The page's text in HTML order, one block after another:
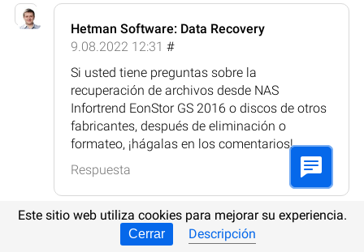
Hetman Software: Data Recovery
9.08.2022 12:31 #
Si usted tiene preguntas sobre la
recuperación de archivos desde NAS
Infortrend EonStor GS 2016 o discos de otros
fabricantes, después de eliminación o
formateo, ¡hágalas en los comentarios!
Respuesta
Este sitio web utiliza cookies para mejorar su experiencia.
Cerrar Descripción